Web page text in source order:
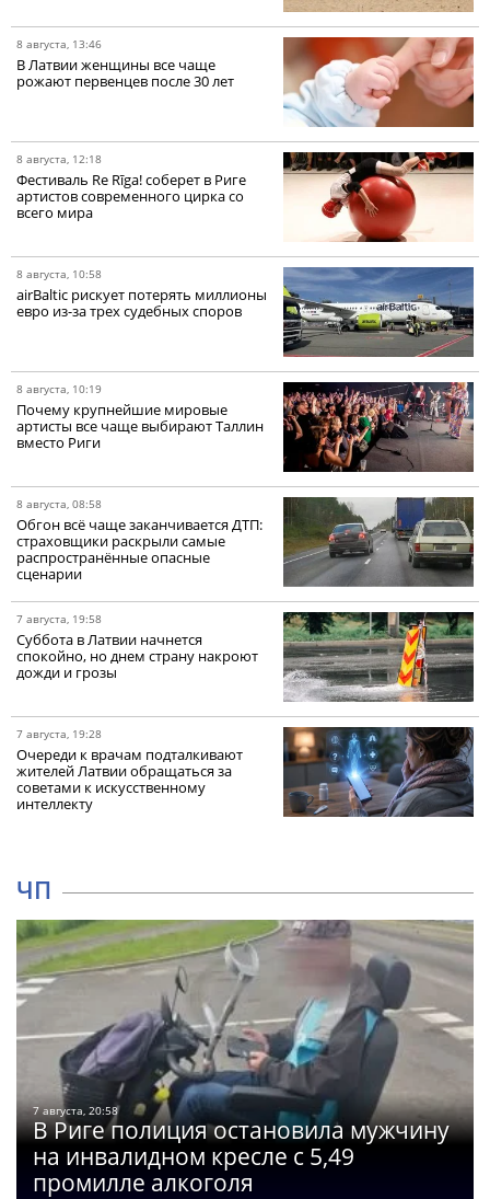
8 августа, 13:46
В Латвии женщины все чаще
рожают первенцев после 30 лет
8 августа, 12:18
Фестиваль Re Rīga! соберет в Риге
артистов современного цирка со
всего мира
8 августа, 10:58
airBaltic рискует потерять миллионы
евро из-за трех судебных споров
8 августа, 10:19
Почему крупнейшие мировые
артисты все чаще выбирают Таллин
вместо Риги
8 августа, 08:58
Обгон всё чаще заканчивается ДТП:
страховщики раскрыли самые
распространённые опасные
сценарии
7 августа, 19:58
Суббота в Латвии начнется
спокойно, но днем страну накроют
дожди и грозы
7 августа, 19:28
Очереди к врачам подталкивают
жителей Латвии обращаться за
советами к искусственному
интеллекту
ЧП
7 августа, 20:58
В Риге полиция остановила мужчину
на инвалидном кресле с 5,49
промилле алкоголя